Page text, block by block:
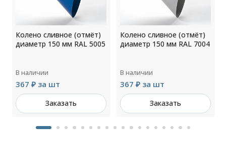
Колено сливное (отмёт)
диаметр 150 мм RAL 5005
В наличии
367 ₽ за шт
Заказать
Колено сливное (отмёт)
диаметр 150 мм RAL 7004
В наличии
367 ₽ за шт
Заказать